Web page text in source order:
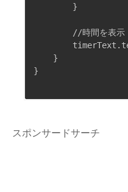
        }
        //時間を表示
    }
}
スポンサードサーチ